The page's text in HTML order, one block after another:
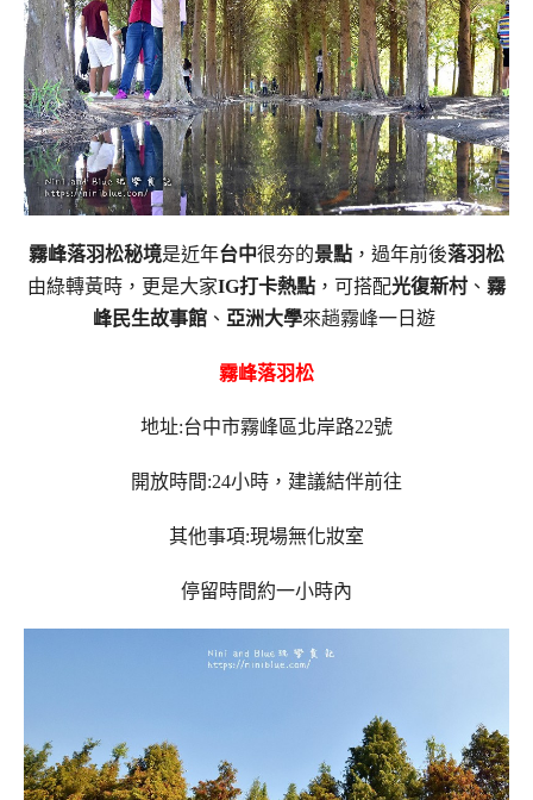
霧峰落羽松秘境是近年台中很夯的景點 ，過年前後落羽松
由綠轉黃時，更是大家IG打卡熱點 ，可搭配光復新村、 霧
峰民生故事館 、 亞洲大學來趟霧峰一日遊
霧峰落羽松
地址:台中市霧峰區北岸路22號
開放時間:24小時，建議結伴前往
其他事項:現場無化妝室
停留時間約一小時內